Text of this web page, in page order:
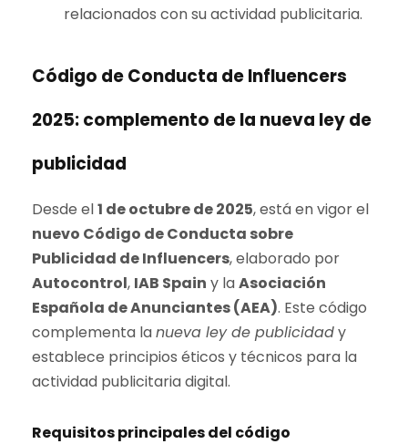
relacionados con su actividad publicitaria.
Código de Conducta de Influencers
2025: complemento de la nueva ley de
publicidad
Desde el1 de octubre de 2025, está en vigor el
nuevo Código de Conducta sobre
Publicidad de Influencers, elaborado por
Autocontrol, IAB Spain y laAsociación
Española de Anunciantes (AEA). Este código
complementa lanueva ley de publicidady
establece principios éticos y técnicos para la
actividad publicitaria digital.
Requisitos principales del código